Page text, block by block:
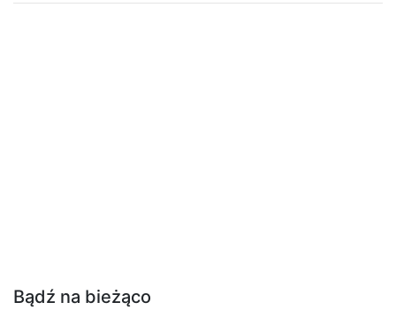
Bądź na bieżąco